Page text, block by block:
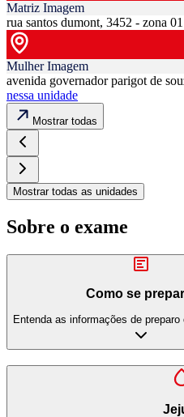
Matriz Imagem
rua santos dumont, 3452 - zona
Mulher Imagem
avenida governador parigot de
nessa unidade
Mostrar todas
Mostrar todas as unidades
Sobre o exame
Como se
Entenda as informações de